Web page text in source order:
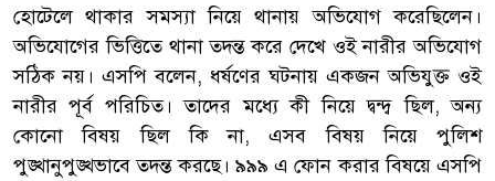
হোটেলে থাকার সমস্যা নিয়ে থানায় অভিযোগ করেছিলেন।
অভিযোগের ভিত্তিতে থানা তদন্ত করে দেখে ওই নারীর অভিযোগ
সঠিক নয়। এসপি বলেন, ধর্ষণের ঘটনায় একজন অভিযুক্ত ওই
নারীর পূর্ব পরিচিত। তাদের মধ্যে কী নিয়ে দ্বন্দ্ব ছিল, অন্য
কোনো বিষয় ছিল কি না, এসব বিষয় নিয়ে পুলিশ
পুঙ্খানুপুঙ্খভাবে তদন্ত করছে। ৯৯৯ এ ফোন করার বিষয়ে এসপি